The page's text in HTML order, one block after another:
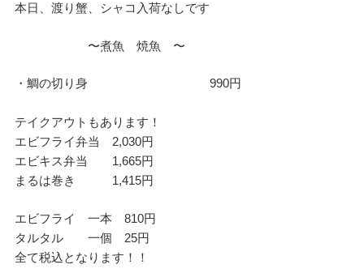
本日、渡り蟹、シャコ入荷なしです
〜煮魚 焼魚 〜
・鯛の切り身 990円
テイクアウトもあります！
エビフライ弁当 2,030円
エビキス弁当 1,665円
まるは巻き 1,415円
エビフライ 一本 810円
タルタル 一個 25円
全て税込となります！！